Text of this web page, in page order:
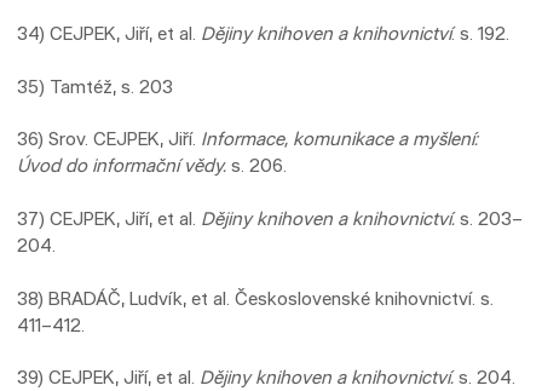
34) CEJPEK, Jiří, et al. Dějiny knihoven a knihovnictví. s. 192.
35) Tamtéž, s. 203
36) Srov. CEJPEK, Jiří. Informace, komunikace a myšlení:
Úvod do informační vědy. s. 206.
37) CEJPEK, Jiří, et al. Dějiny knihoven a knihovnictví.s. 203–
204.
38) BRADÁČ, Ludvík, et al. Československé knihovnictví. s.
411–412.
39) CEJPEK, Jiří, et al. Dějiny knihoven a knihovnictví.s. 204.